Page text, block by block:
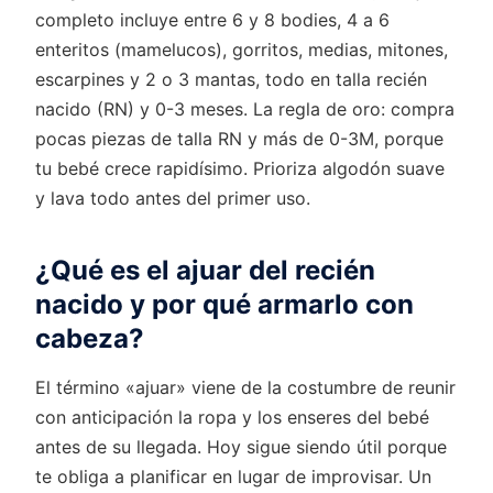
completo incluye entre 6 y 8 bodies, 4 a 6
enteritos (mamelucos), gorritos, medias, mitones,
escarpines y 2 o 3 mantas, todo en talla recién
nacido (RN) y 0-3 meses. La regla de oro: compra
pocas piezas de talla RN y más de 0-3M, porque
tu bebé crece rapidísimo. Prioriza algodón suave
y lava todo antes del primer uso.
¿Qué es el ajuar del recién
nacido y por qué armarlo con
cabeza?
El término «ajuar» viene de la costumbre de reunir
con anticipación la ropa y los enseres del bebé
antes de su llegada. Hoy sigue siendo útil porque
te obliga a planificar en lugar de improvisar. Un